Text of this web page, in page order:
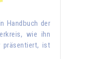
Handbuch der
wie ihn
präsentiert, ist